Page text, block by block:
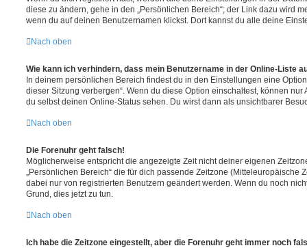
diese zu ändern, gehe in den „Persönlichen Bereich“; der Link dazu wird
wenn du auf deinen Benutzernamen klickst. Dort kannst du alle deine
Nach oben
Wie kann ich verhindern, dass mein Benutzername in der Online-Liste
In deinem persönlichen Bereich findest du in den Einstellungen eine
dieser Sitzung verbergen“. Wenn du diese Option einschaltest, können
du selbst deinen Online-Status sehen. Du wirst dann als unsichtbarer
Nach oben
Die Forenuhr geht falsch!
Möglicherweise entspricht die angezeigte Zeit nicht deiner eigenen
„Persönlichen Bereich“ die für dich passende Zeitzone (Mitteleuropäische
dabei nur von registrierten Benutzern geändert werden. Wenn du noch
Grund, dies jetzt zu tun.
Nach oben
Ich habe die Zeitzone eingestellt, aber die Forenuhr geht immer noch